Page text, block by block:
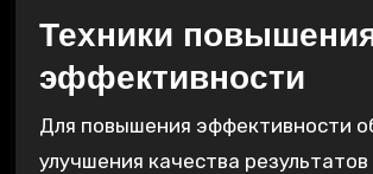
Техники
эффективности
Для повышения эффективности
улучшения качества